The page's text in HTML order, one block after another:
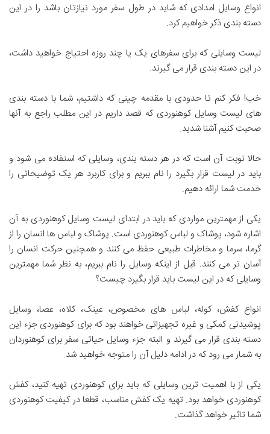
انواع وسایل امدادی که شاید در طول سفر مورد نیازتان باشد را در این
دسته بندی ذکر خواهیم کرد.
لیست وسایلی که برای سفرهای یک یا چند روزه احتیاج خواهید داشت،
در این دسته بندی قرار می گیرند.
خب! فکر کنم تا حدودی با مقدمه چینی که داشتیم، شما با دسته بندی
های لیست وسایل کوهنوردی که قصد داریم در این مطلب راجع به آنها
صحبت کنیم آشنا شدید.
حالا نوبت آن است که در هر دسته بندی، وسایلی که استفاده می شود و
باید در لیست قرار بگیرد را نام ببریم و برای کاربرد هر یک توضیحاتی را
خدمت شما ارائه دهیم.
یکی از مهمترین مواردی که باید در ابتدای لیست وسایل کوهنوردی به آن
اشاره شود، پوشاک و لباس کوهنوردی است. پوشاک و لباس ها انسان را از
گرما، سرما و مخاطرات طبیعی حفظ می کنند و همچنین حرکت انسان را
آسان تر می کنند. قبل از اینکه وسایل را نام ببریم، به نظر شما مهمترین
وسایلی که در این لیست باید قرار بگیرد چیست؟
انواع کفش، کوله، لباس های مخصوص، عینک، کلاه، عصا، وسایل
پوشیدنی کمکی و غیره تجهیزاتی خواهند بود که برای کوهنوردی جزء این
دسته بندی قرار می گیرند و البته جزء وسایل حیاتی سفر برای کوهنوردان
به شمار می رود که در ادامه دلیل آن را متوجه خواهید شد.
یکی از با اهمیت ترین وسایلی که باید برای کوهنوردی تهیه کنید، کفش
کوهنوردی خواهد بود. تهیه یک کفش مناسب، قطعا در کیفیت کوهنوردی
شما تاثیر خواهد گذاشت.